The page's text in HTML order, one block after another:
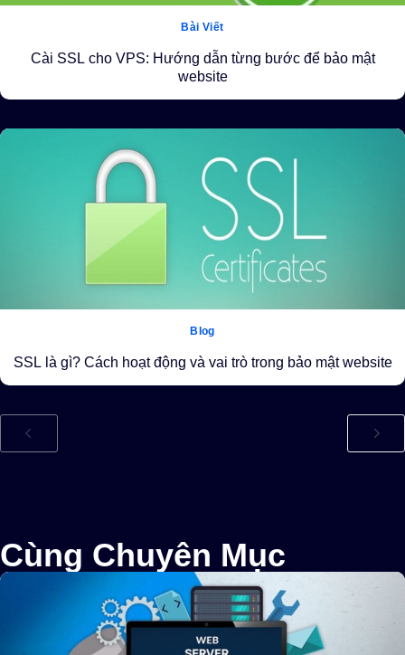
Bài Viết
Cài SSL cho VPS: Hướng dẫn từng bước để bảo mật
website
Blog
SSL là gì? Cách hoạt động và vai trò trong bảo mật website
Cùng Chuyên Mục